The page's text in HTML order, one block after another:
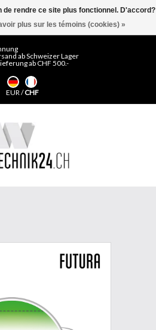
ab Schweizer Lager
ab CHF 500.-
EUR/CHF
de rendre ce site plus fonctionnel. D'accord?
plus sur les témoins (cookies) »